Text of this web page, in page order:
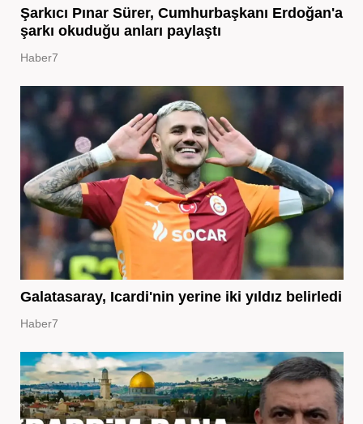
Şarkıcı Pınar Sürer, Cumhurbaşkanı Erdoğan'a
şarkı okuduğu anları paylaştı
Haber7
Galatasaray, Icardi'nin yerine iki yıldız belirledi
Haber7